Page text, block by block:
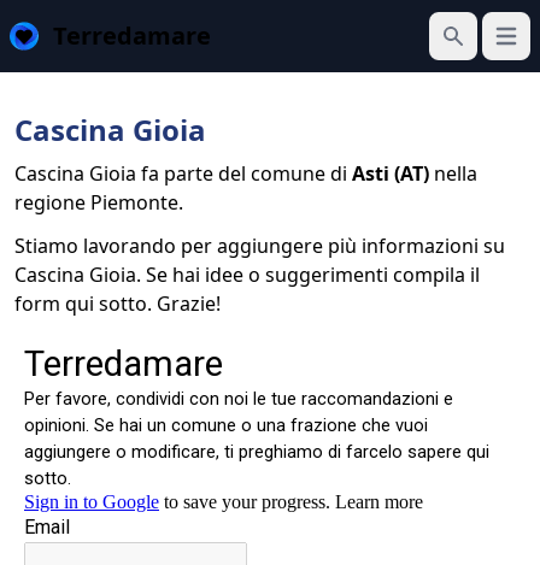
Terredamare
Cerca
Apri
Cascina Gioia
Cascina Gioia fa parte del comune di Asti (AT) nella
regione Piemonte.
Stiamo lavorando per aggiungere più informazioni su
Cascina Gioia. Se hai idee o suggerimenti compila il
form qui sotto. Grazie!